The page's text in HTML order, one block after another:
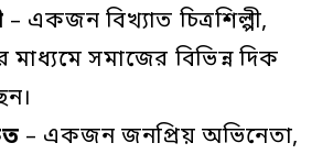
– একজন বিখ্যাত চিত্রশিল্পী,
মাধ্যমে সমাজের বিভিন্ন দিক
– একজন জনপ্রিয় অভিনেতা,